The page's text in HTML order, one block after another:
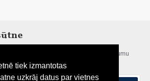
tiek izmantotas
uzkrāj datus par vietnes
un akcijām, reģistrējies mūsu jaunumu